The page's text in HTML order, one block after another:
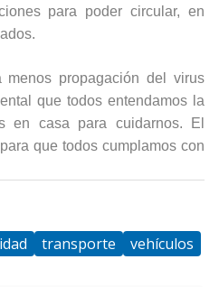
para poder circular, en
menos propagación del virus
que todos entendamos la
en casa para cuidarnos. El
que todos cumplamos con
transporte vehículos